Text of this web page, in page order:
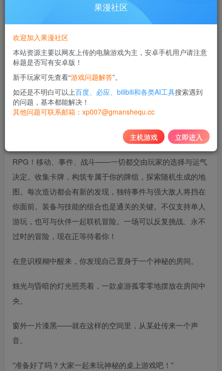
此内容为付费资源，请付费后查看
10
黄金会员免费
掷骰子畅游箱庭世界，充满策略性与可重复游玩的桌上型
RPG！移动、事件、战斗——一切都交由玩家的选择与运气
决定。收集卡牌，构筑专属于你的牌组，探索随机生成的地
图。每次造访都会有新的发现，独特事件与强大敌人将挡在
你面前。装备与技能的组合也是通关的关键。不仅支持单人
游玩，也可与伙伴一起联机冒险。一场可以反复挑战、永不
过时的冒险，现在正等待着你！
在意识模糊中醒来，你发现自己置身于一个神秘的房间。
烛光与昏暗的灯光照亮着，一款桌游孤零零地摆放在房间中
央。
窗外一片漆黑——就在这样的空间里，从某处传来一个声
音。
“准备好了吗？大家一起来玩神秘的桌上游戏吧！”
果漫社区
欢迎加入果漫社区
本站资源主要以网友上传的电脑游戏为主，安卓手机用户请注意
标题是否写有安卓版！
新手玩家可先查看“游戏问题解答”。
如还是不明白可以上百度、必应、bilibili和各类AI工具搜索遇到
的问题，基本都能解决！
其他问题可联系邮箱：xp007@gmanshequ.cc
主机游戏 立即进入